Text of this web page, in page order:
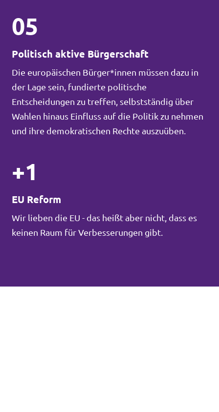
05
Politisch aktive Bürgerschaft
Die europäischen Bürger*innen müssen dazu in
der Lage sein, fundierte politische
Entscheidungen zu treffen, selbstständig über
Wahlen hinaus Einfluss auf die Politik zu nehmen
und ihre demokratischen Rechte auszuüben.
+1
EU Reform
Wir lieben die EU - das heißt aber nicht, dass es
keinen Raum für Verbesserungen gibt.